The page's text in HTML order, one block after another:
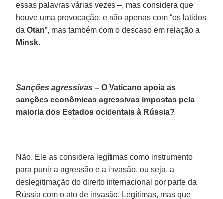
essas palavras várias vezes –, mas considera que
houve uma provocação, e não apenas com “os latidos
daOtan”, mas também com o descaso em relação a
Minsk.
Sanções agressivas – O Vaticano apoia as
sanções econômicas agressivas impostas pela
maioria dos Estados ocidentais à Rússia?
Não. Ele as considera legítimas como instrumento
para punir a agressão e a invasão, ou seja, a
deslegitimação do direito internacional por parte da
Rússia com o ato de invasão. Legítimas, mas que